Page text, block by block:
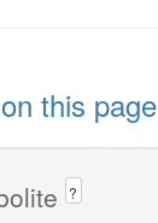
this page
?